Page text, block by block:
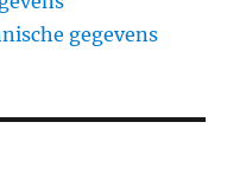
gegevens